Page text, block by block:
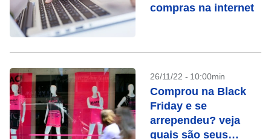
compras na internet
26/11/22 - 10:00min
Comprou na Black
Friday e se
arrependeu? veja
quais são seus